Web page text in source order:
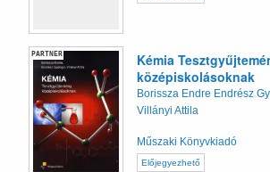
PARTNER
Kémia
középiskolásoknak
Borissza Endre Endrész
Villányi Attila
Műszaki Könyvkiadó
Előjegyezhető